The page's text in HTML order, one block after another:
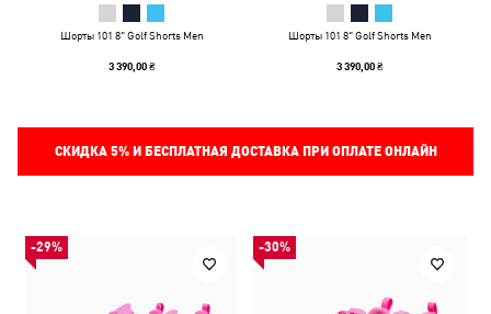
Шорты 101 8" Golf Shorts Men
3 390,00 ₴
Шорты 101 8" Golf Shorts Men
3 390,00 ₴
СКИДКА 5%И БЕСПЛАТНАЯ ДОСТАВКА ПРИ ОПЛАТЕ ОНЛАЙН
-29% -30%